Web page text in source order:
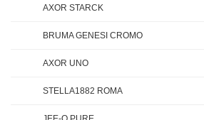
AXOR STARCK
BRUMA GENESI CROMO
AXOR UNO
STELLA1882 ROMA